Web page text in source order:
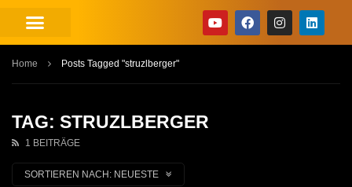
Home Posts Tagged "struzlberger"
TAG: STRUZLBERGER
1 BEITRÄGE
SORTIEREN NACH: NEUESTE